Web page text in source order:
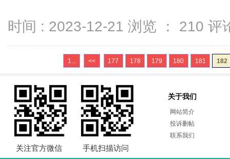
时间 : 2023-12-21 浏览 ： 210 评
1... << 177 178 179 180 181 182
关注官方微信 手机扫描访问
关于我们
网站简介
投诉删帖
联系我们